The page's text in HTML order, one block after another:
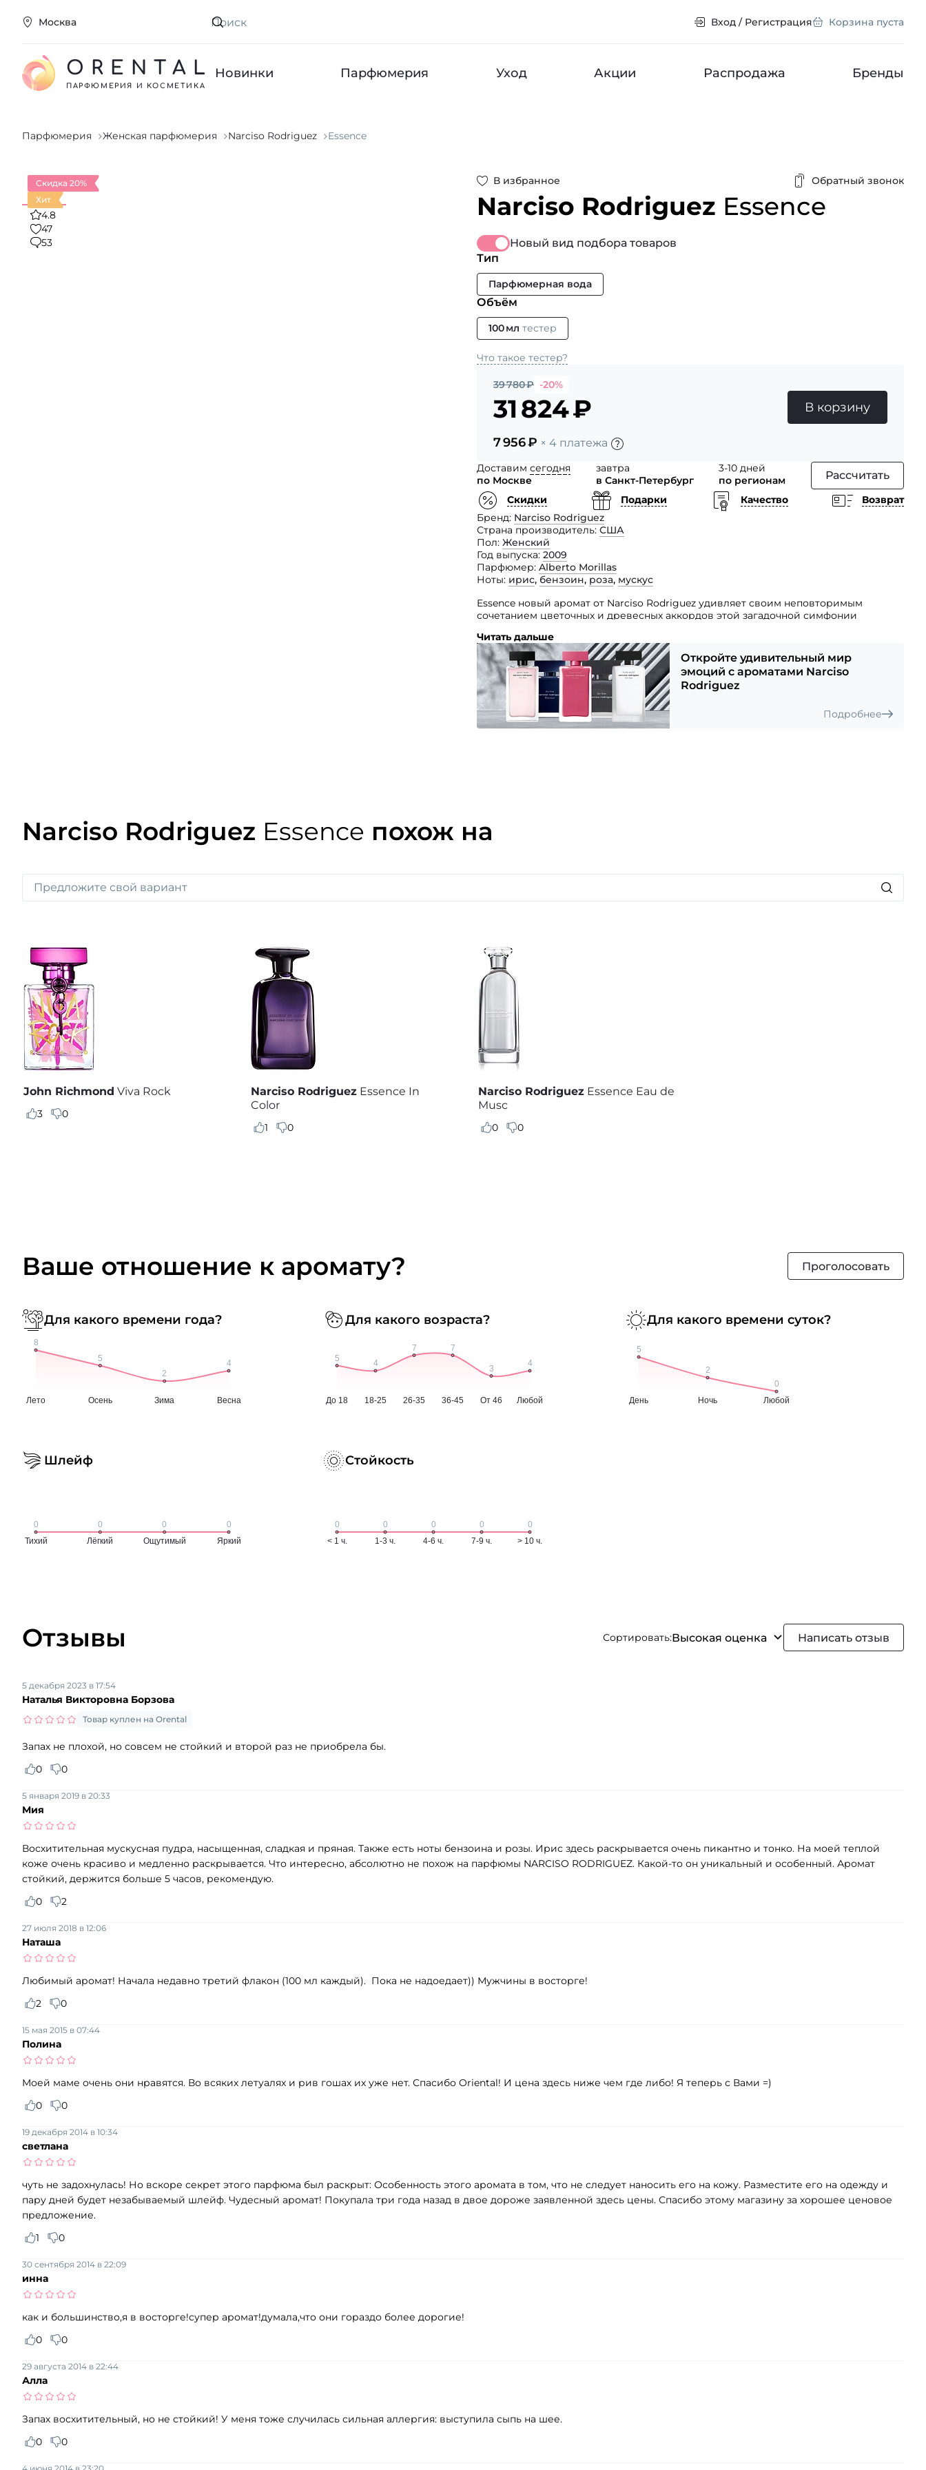
Москва Искать Вход / Регистрация Корзина пуста
ORENTAL
ПАРФЮМЕРИЯ И КОСМЕТИКА
Новинки Парфюмерия Уход Акции Распродажа Бренды
Парфюмерия Женская парфюмерия Narciso Rodriguez Essence
В избранное Обратный звонок
Narciso Rodriguez Essence
Скидка 20%
Хит
4.8
47
53
Новый вид подбора товаров
Тип
Парфюмерная вода
Объём
100 мл тестер
Что такое тестер?
39 780₽ -20%
31 824₽
7 956₽ × 4 платежа
В корзину
Доставим сегодня
по Москве
завтра
в Санкт-Петербург
3-10 дней
по регионам
Рассчитать
Скидки Подарки Качество
Возврат
Бренд Narciso Rodriguez
Страна производитель США
Пол Женский
Год выпуска 2009
Парфюмер Alberto Morillas
Ноты ирис, бензоин, роза, мускус
Essence новый аромат от Narciso Rodriguez удивляет своим неповторимым
сочетанием цветочных и древесных аккордов этой загадочной симфонии
Таинственный аромат, который расскажет о самых сокровенных и страстных
желаниях своей обладательницы.
Читать дальше
Откройте удивительный мир
эмоций с ароматами Narciso
Rodriguez
Подробнее
Narciso Rodriguez Essence похож на
John Richmond Viva Rock
3 0
Narciso Rodriguez Essence In
Color
1 0
Narciso Rodriguez Essence Eau de
Musc
0 0
Ваше отношение к аромату? Проголосовать
Для какого времени года? Для какого возраста? Для какого времени суток?
Шлейф Стойкость
Отзывы Сортировать:Высокая оценка Написать отзыв
Наталья Викторовна Борзова
5 декабря 2023 в 17:54
Товар куплен на Orental
Запах не плохой, но совсем не стойкий и второй раз не приобрела бы.
0
0
Мия
5 января 2019 в 20:33
Восхитительная мускусная пудра, насыщенная, сладкая и пряная. Также есть ноты бензоина и розы. Ирис здесь раскрывается очень пикантно и тонко. На моей теплой
коже очень красиво и медленно раскрывается. Что интересно, абсолютно не похож на парфюмы NARCISO RODRIGUEZ. Какой-то он уникальный и особенный. Аромат
стойкий, держится больше 5 часов, рекомендую.
0
2
Наташа
27 июля 2018 в 12:06
Любимый аромат! Начала недавно третий флакон (100 мл каждый). Пока не надоедает)) Мужчины в восторге!
2
0
Полина
15 мая 2015 в 07:44
Моей маме очень они нравятся. Во всяких летуалях и рив гошах их уже нет. Спасибо Oriental! И цена здесь ниже чем где либо! Я теперь с Вами =)
0
0
светлана
19 декабря 2014 в 10:34
чуть не задохнулась! Но вскоре секрет этого парфюма был раскрыт: Особенность этого аромата в том, что не следует наносить его на кожу. Разместите его на одежду и
пару дней будет незабываемый шлейф. Чудесный аромат! Покупала три года назад в двое дороже заявленной здесь цены. Спасибо этому магазину за хорошее ценовое
предложение.
1
0
инна
30 сентября 2014 в 22:09
как и большинство,я в восторге!супер аромат!думала,что они гораздо более дорогие!
0
0
Алла
29 августа 2014 в 22:44
Запах восхитительный, но не стойкий! У меня тоже случилась сильная аллергия: выступила сыпь на шее.
0
0